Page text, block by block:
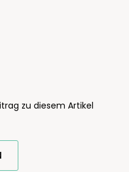
zu diesem Artikel